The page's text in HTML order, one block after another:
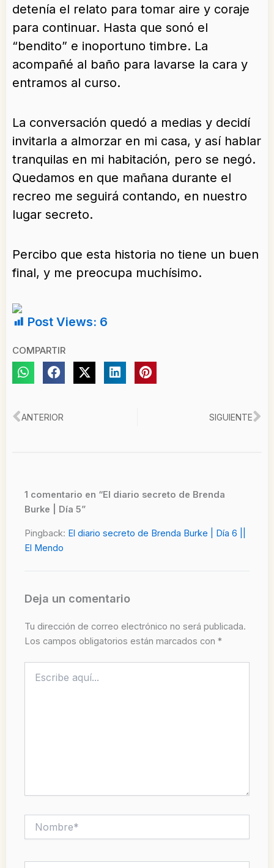
detenía el relato para tomar aire y coraje
para continuar. Hasta que sonó el
“bendito” e inoportuno timbre. La
acompañé al baño para lavarse la cara y
entramos al curso.
La conversación quedó a medias y decidí
invitarla a almorzar en mi casa, y así hablar
tranquilas en mi habitación, pero se negó.
Quedamos en que mañana durante el
recreo me seguirá contando, en nuestro
lugar secreto.
Percibo que esta historia no tiene un buen
final, y me preocupa muchísimo.
Post Views: 6
COMPARTIR
Ant
ANTERIOR SIGUIENTE
1 comentario en “El diario secreto de Brenda
Burke | Día 5”
Pingback: El diario secreto de Brenda Burke | Día 6 ||
El Mendo
Deja un comentario
Tu dirección de correo electrónico no será publicada.
Los campos obligatorios están marcados con *
aquí...